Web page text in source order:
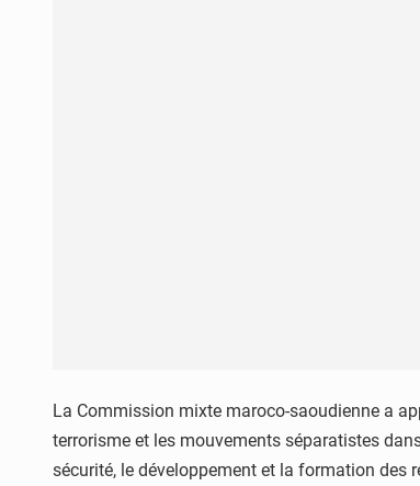
La Commission mixte maroco-saoudienne a
terrorisme et les mouvements séparatistes
sécurité, le développement et la formation des